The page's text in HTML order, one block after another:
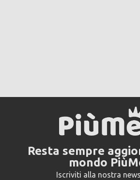
Resta sempre
mondo
Iscriviti alla nostra